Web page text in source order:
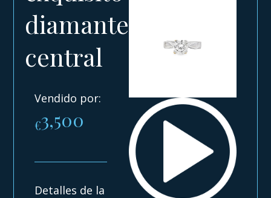
diamante
central
Vendido por:
€3,500
Detalles de la